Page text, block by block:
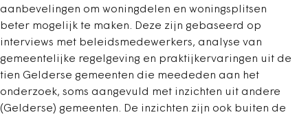
aanbevelingen om woningdelen en woningsplitsen
beter mogelijk te maken. Deze zijn gebaseerd op
interviews met beleidsmedewerkers, analyse van
gemeentelijke regelgeving en praktijkervaringen uit de
tien Gelderse gemeenten die meededen aan het
onderzoek, soms aangevuld met inzichten uit andere
(Gelderse) gemeenten. De inzichten zijn ook buiten de